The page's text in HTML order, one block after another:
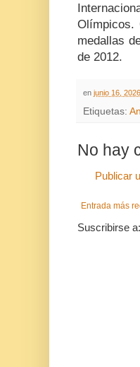
Olímpicos.
medallas
de 2012.
en junio 16, 2026
Etiquetas:
No hay
Publicar
Entrada más
Suscribirse a: